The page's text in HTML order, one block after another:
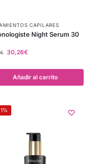
CAPILARES
Night Serum 30
€ 30,26€
Añadir al carrito